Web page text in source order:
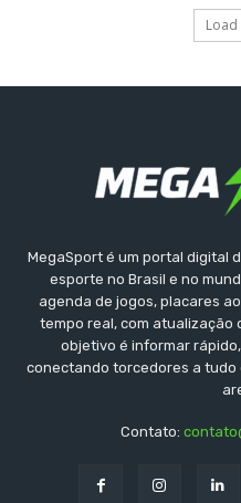
MegaSport é um portal digital
esporte no Brasil e no
agenda de jogos, placares
tempo real, com atualização
objetivo é informar
conectando torcedores a
Contato: